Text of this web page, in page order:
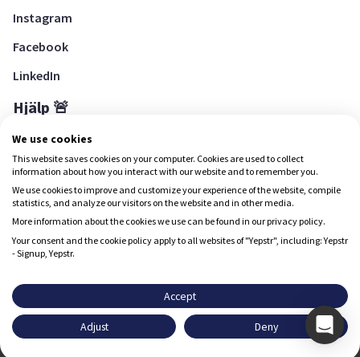
Instagram
Facebook
LinkedIn
Hjälp 🚨
Hjälpcenter
Ladda ned Yepstr
Ladda ned Yepstr
Yepstr AB • Org. 556997-9817 • Skeppsbron 28, 111 30
Stockholm
upplevelse.
We use cookies
This website saves cookies on your computer. Cookies are used to collect
information about how you interact with our website and to remember you.
We use cookies to improve and customize your experience of the website, compile
statistics, and analyze our visitors on the website and in other media.
More information about the cookies we use can be found in our privacy policy.
Your consent and the cookie policy apply to all websites of "Yepstr", including: Yepstr
- Signup, Yepstr.
Accept
Adjust Deny